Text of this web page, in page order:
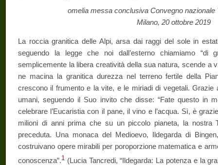
omelia messa conclusiva Convegno nazionale
Milano, 20 ottobre 2019
La roccia granitica delle Alpi, arsa dai raggi del sole in
seguendo la legge che noi dall’esterno chiamiamo
semplicemente la libera creatività della sua natura, scende a
ne macina la granitica durezza nel terreno fertile della
crescono il frumento e la vite, e le miriadi di vegetali. Grazie
umani, seguendo il Suo invito che disse: “Fate questo in
celebrare l’Eucaristia con il pane, il vino e l’acqua. Sì, è
milioni di anni prima che su un piccolo pianeta, la nostra
preceduta. Una monaca del Medioevo, Ildegarda di
costruivano opere mirabili per poroporzione matematica e
conoscenza”.1 (Lucia Tancredi, “Ildegarda: La potenza e la